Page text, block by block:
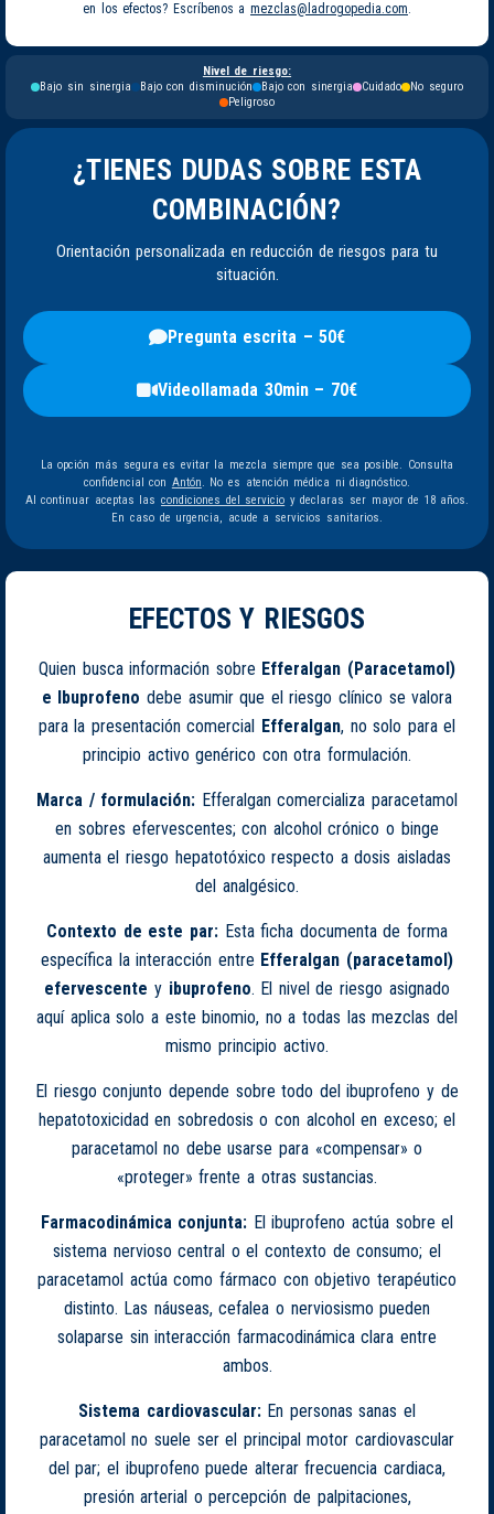
en los efectos? Escríbenos a mezclas@ladrogopedia.com.
Nivel de riesgo:
Bajo sin sinergia
Bajo con disminución Bajo con sinergia Cuidado
No seguro
Peligroso
¿TIENES DUDAS SOBRE ESTA
COMBINACIÓN?
Orientación personalizada en reducción de riesgos para tu
situación.
Pregunta escrita – 50€
Videollamada 30min – 70€
La opción más segura es evitar la mezcla siempre que sea posible. Consulta
confidencial con Antón. No es atención médica ni diagnóstico.
Al continuar aceptas las condiciones del servicio y declaras ser mayor de 18 años.
En caso de urgencia, acude a servicios sanitarios.
EFECTOS Y RIESGOS
Quien busca información sobre Efferalgan (Paracetamol)
e Ibuprofeno debe asumir que el riesgo clínico se valora
para la presentación comercial Efferalgan, no solo para el
principio activo genérico con otra formulación.
Marca / formulación: Efferalgan comercializa paracetamol
en sobres efervescentes; con alcohol crónico o binge
aumenta el riesgo hepatotóxico respecto a dosis aisladas
del analgésico.
Contexto de este par:Esta ficha documenta de forma
específica la interacción entre Efferalgan (paracetamol)
efervescente y ibuprofeno. El nivel de riesgo asignado
aquí aplica solo a este binomio, no a todas las mezclas del
mismo principio activo.
El riesgo conjunto depende sobre todo del ibuprofeno y de
hepatotoxicidad en sobredosis o con alcohol en exceso; el
paracetamol no debe usarse para «compensar» o
«proteger» frente a otras sustancias.
Farmacodinámica conjunta: El ibuprofeno actúa sobre el
sistema nervioso central o el contexto de consumo; el
paracetamol actúa como fármaco con objetivo terapéutico
distinto. Las náuseas, cefalea o nerviosismo pueden
solaparse sin interacción farmacodinámica clara entre
ambos.
Sistema cardiovascular:En personas sanas el
paracetamol no suele ser el principal motor cardiovascular
del par; el ibuprofeno puede alterar frecuencia cardiaca,
presión arterial o percepción de palpitaciones,